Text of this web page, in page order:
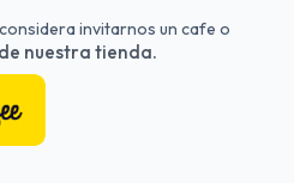
invitarnos un cafe o
nuestra tienda.